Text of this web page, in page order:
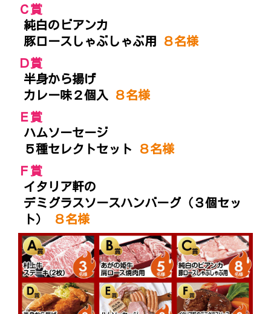
Ｃ賞
純白のビアンカ
豚ロースしゃぶしゃぶ用
８名様
Ｄ賞
半身から揚げ
カレー味２個入
８名様
Ｅ賞
ハムソーセージ
５種セレクトセット
８名様
Ｆ賞
イタリア軒の
デミグラスソースハンバーグ（３個セッ
ト）
８名様